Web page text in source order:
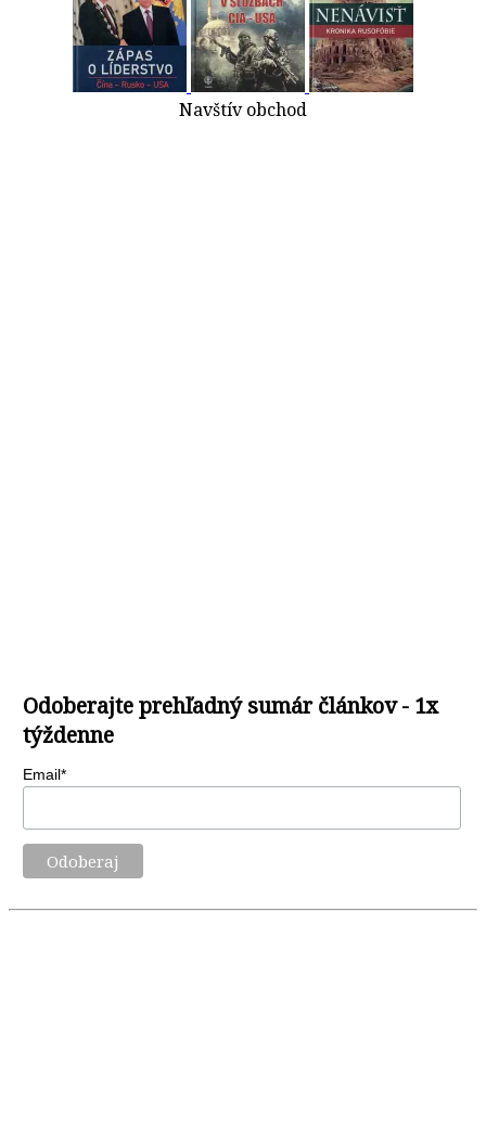
Navštív obchod
Odoberajte prehľadný sumár článkov - 1x
týždenne
Email*